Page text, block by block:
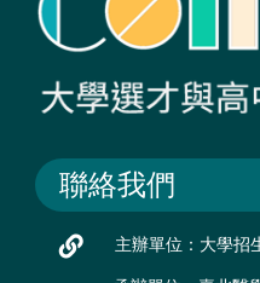
聯絡我們
主辦單位：大學招